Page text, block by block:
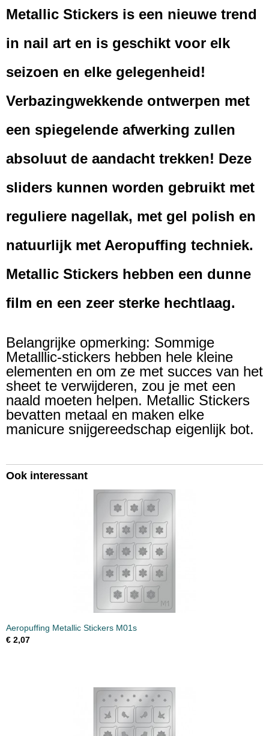
Afmetingen (l,b,h)
Metallic Stickers is een nieuwe trend
in nail art en is geschikt voor elk
seizoen en elke gelegenheid!
Verbazingwekkende ontwerpen met
een spiegelende afwerking zullen
absoluut de aandacht trekken! Deze
sliders kunnen worden gebruikt met
reguliere nagellak, met gel polish en
natuurlijk met Aeropuffing techniek.
Metallic Stickers hebben een dunne
film en een zeer sterke hechtlaag.
Belangrijke opmerking: Sommige
Metalllic-stickers hebben hele kleine
elementen en om ze met succes van het
sheet te verwijderen, zou je met een
naald moeten helpen. Metallic Stickers
bevatten metaal en maken elke
manicure snijgereedschap eigenlijk bot.
Ook interessant
Aeropuffing Metallic Stickers M01s
€ 2,07